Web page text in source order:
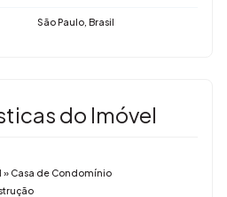
São Paulo, Brasil
do Imóvel
» Casa de Condomínio